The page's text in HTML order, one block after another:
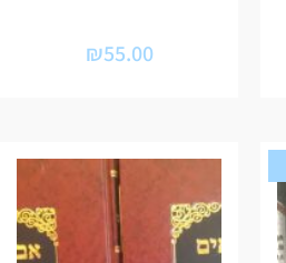
₪55.00